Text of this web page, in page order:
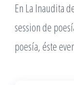
En La Inaudita
session de
poesía, éste